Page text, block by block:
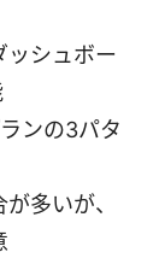
ッシュボー
ンの3パタ
多いが、